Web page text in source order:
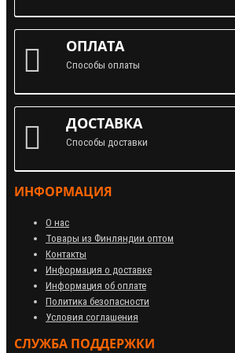
ОПЛАТА
Способы оплаты
ДОСТАВКА
Способы доставки
ИНФОРМАЦИЯ
О нас
Товары из Финляндии оптом
Контакты
Информация о доставке
Информация об оплате
Политика безопасности
Условия соглашения
СЛУЖБА ПОДДЕРЖКИ